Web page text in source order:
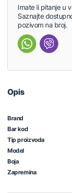
Imate li pitanje u
Saznajte
pozivom na broj.
Opis
Brand
Bar kod
Tip proizvoda
Model
Boja
Zapremina